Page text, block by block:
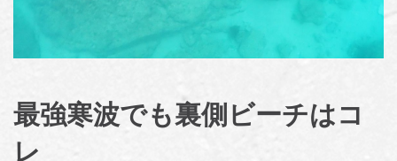
最強寒波でも裏側ビーチはコ
レ